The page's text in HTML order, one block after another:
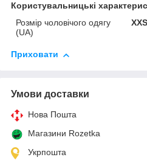
Користувальницькі
Розмір чоловічого одягу
(UA)
Приховати
Умови доставки
Нова Пошта
Магазини Rozetka
Укрпошта